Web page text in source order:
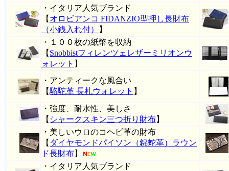
・イタリア人気ブランド
【 オロビアンコ FIDANZIO型押し長財布
（小銭入れ付）
】
・１００枚の紙幣を収納
【 Snobbistフィレンツェレザーミリオンウ
ォレット 】
・アンティークな風合い
【駱駝革 長札ウォレット 】
・強度、耐水性、美しさ
【 シャークスキン三つ折り財布】
・美しいウロのコヘビ革の財布
【 ダイヤモンドパイソン（錦蛇革）ラウン
ド長財布】
・イタリア人気ブランド